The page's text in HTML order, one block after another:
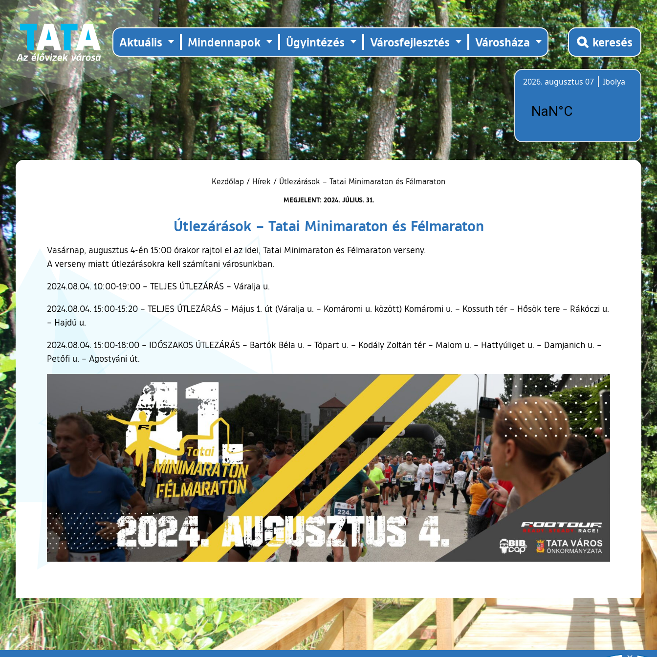
Aktuális Mindennapok Ügyintézés Városfejlesztés Városháza keresés
2026. augusztus 07
Ibolya
Kezdőlap / Hírek / Útlezárások – Tatai Minimaraton és Félmaraton
MEGJELENT: 2024. JÚLIUS. 31.
Útlezárások – Tatai Minimaraton és Félmaraton
Vasárnap, augusztus 4-én 15:00 órakor rajtol el az idei, Tatai Minimaraton és Félmaraton verseny.
A verseny miatt útlezárásokra kell számítani városunkban.
2024.08.04. 10:00-19:00 – TELJES ÚTLEZÁRÁS – Váralja u.
2024.08.04. 15:00-15:20 – TELJES ÚTLEZÁRÁS – Május 1. út (Váralja u. – Komáromi u. között) Komáromi u. – Kossuth tér – Hősök tere – Rákóczi u.
– Hajdú u.
2024.08.04. 15:00-18:00 – IDŐSZAKOS ÚTLEZÁRÁS – Bartók Béla u. – Tópart u. – Kodály Zoltán tér – Malom u. – Hattyúliget u. – Damjanich u. –
Petőfi u. – Agostyáni út.